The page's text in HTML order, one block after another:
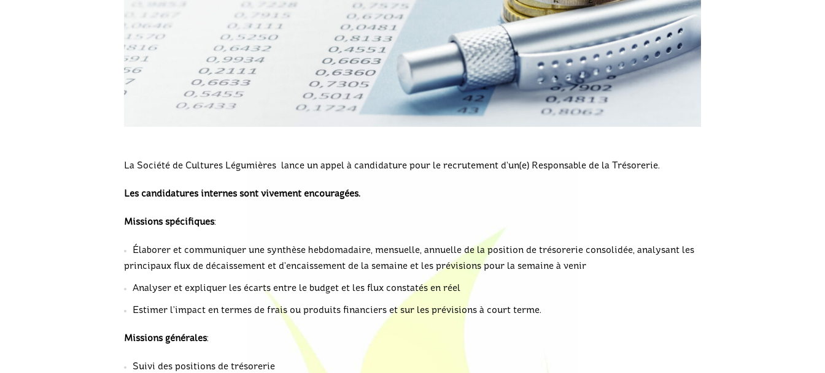
La Société de Cultures Légumières lance un appel à candidature pour le recrutement d’un(e) Responsable de la Trésorerie.
Les candidatures internes sont vivement encouragées.
Missions spécifiques:
Élaborer et communiquer une synthèse hebdomadaire, mensuelle, annuelle de la position de trésorerie consolidée, analysant les
principaux flux de décaissement et d’encaissement de la semaine et les prévisions pour la semaine à venir
Analyser et expliquer les écarts entre le budget et les flux constatés en réel
Estimer l’impact en termes de frais ou produits financiers et sur les prévisions à court terme.
Missions générales:
Suivi des positions de trésorerie